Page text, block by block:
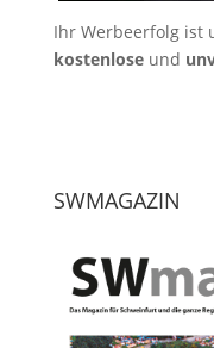
Ihr Werbeerfolg ist
kostenloseund
SWMAGAZIN